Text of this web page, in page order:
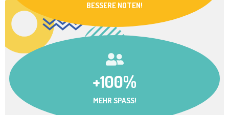
BESSERE NOTEN!
+100%
MEHR SPASS!